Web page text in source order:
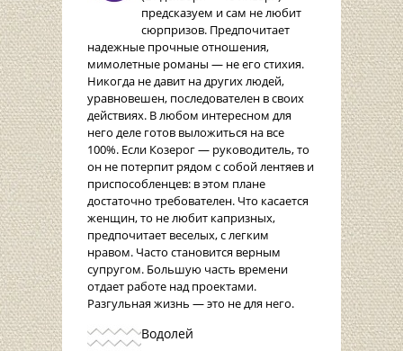
предсказуем и сам не любит
сюрпризов. Предпочитает
надежные прочные отношения,
мимолетные романы — не его стихия.
Никогда не давит на других людей,
уравновешен, последователен в своих
действиях. В любом интересном для
него деле готов выложиться на все
100%. Если Козерог — руководитель, то
он не потерпит рядом с собой лентяев и
приспособленцев: в этом плане
достаточно требователен. Что касается
женщин, то не любит капризных,
предпочитает веселых, с легким
нравом. Часто становится верным
супругом. Большую часть времени
отдает работе над проектами.
Разгульная жизнь — это не для него.
Водолей